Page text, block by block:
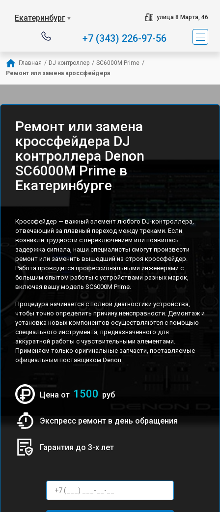
Екатеринбург ▼ улица 8 Марта, 46
+7 (343) 226-97-56
Главная / DJ контроллер / SC6000M Prime /
Ремонт или замена кроссфейдера
Ремонт или замена
кроссфейдера DJ
контроллера Denon
SC6000M Prime в
Екатеринбурге
Кроссфейдер — важный элемент любого DJ-контроллера,
отвечающий за плавный переход между треками. Если
возникли трудности с переключением или появилась
задержка сигнала, наши специалисты смогут произвести
ремонт или заменить вышедший из строя кроссфейдер.
Работа проводится профессиональными инженерами с
большим опытом работы с устройствами разных марок,
включая вашу модель SC6000M Prime.
Процедура начинается с полной диагностики устройства,
чтобы точно определить причину неисправности. Демонтаж и
установка новых компонентов осуществляются с помощью
специального инструмента, предназначенного для
аккуратной работы с чувствительными элементами.
Применяем только оригинальные запчасти, поставляемые
официальным поставщиком Denon.
Цена от 1500 руб
Экспресс ремонт в день обращения
Гарантия до 3-х лет